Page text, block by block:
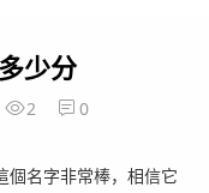
少分
2 0
個名字非常棒，相信它